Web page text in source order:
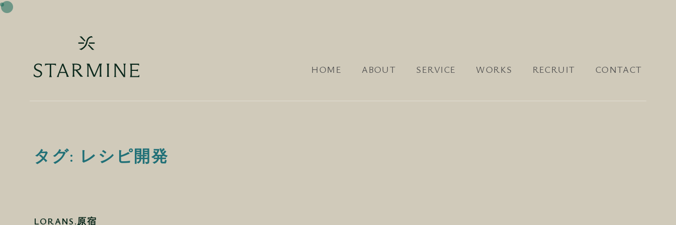
HOME ABOUT SERVICE WORKS RECRUIT CONTACT
タグ: レシピ開発
LORANS.原宿